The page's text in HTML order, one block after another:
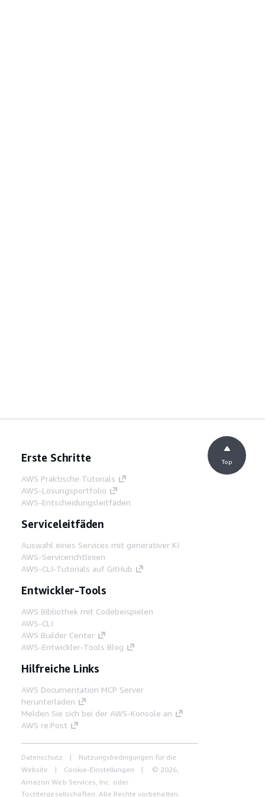
Erste Schritte
AWS Praktische Tutorials
AWS-Lösungsportfolio
AWS-Entscheidungsleitfäden
Serviceleitfäden
Auswahl eines Services mit generativer KI
AWS-Servicerichtlinien
AWS-CLI-Tutorials auf GitHub
Entwickler-Tools
AWS Bibliothek mit Codebeispielen
AWS-CLI
AWS Builder Center
AWS-Entwickler-Tools Blog
Hilfreiche Links
AWS Documentation MCP Server
herunterladen
Melden Sie sich bei der AWS-Konsole an
AWS re:Post
Datenschutz
Nutzungsbedingungen für die
Website
Cookie-Einstellungen
© 2026,
Amazon Web Services, Inc. oder
Tochtergesellschaften. Alle Rechte vorbehalten.
Top